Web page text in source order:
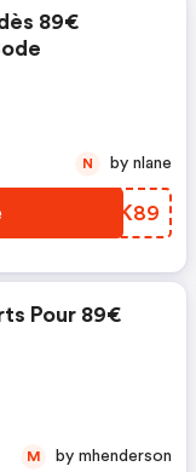
89€
CMNK89
N by nlane
Pour 89€
M by mhenderson